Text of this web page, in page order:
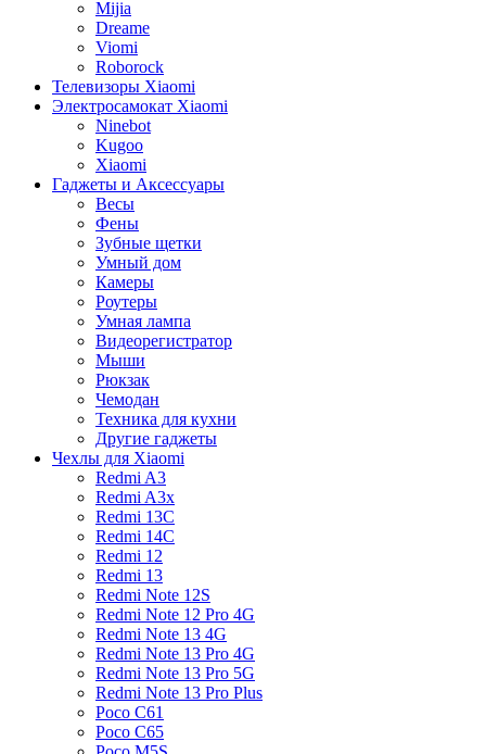
Mijia
Dreame
Viomi
Roborock
Телевизоры Xiaomi
Электросамокат Xiaomi
Ninebot
Kugoo
Xiaomi
Гаджеты и Аксессуары
Весы
Фены
Зубные щетки
Умный дом
Камеры
Роутеры
Умная лампа
Видеорегистратор
Мыши
Рюкзак
Чемодан
Техника для кухни
Другие гаджеты
Чехлы для Xiaomi
Redmi A3
Redmi A3x
Redmi 13C
Redmi 14C
Redmi 12
Redmi 13
Redmi Note 12S
Redmi Note 12 Pro 4G
Redmi Note 13 4G
Redmi Note 13 Pro 4G
Redmi Note 13 Pro 5G
Redmi Note 13 Pro Plus
Poco C61
Poco C65